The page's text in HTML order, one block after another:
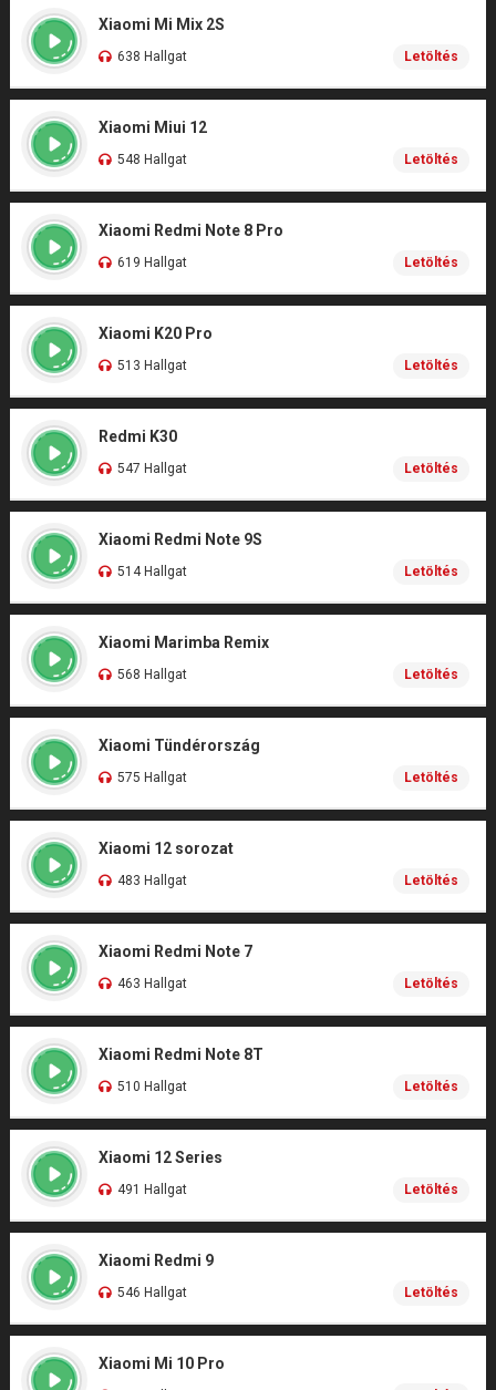
Xiaomi Mi Mix 2S
638 Hallgat Letöltés
Xiaomi Miui 12
548 Hallgat Letöltés
Xiaomi Redmi Note 8 Pro
619 Hallgat Letöltés
Xiaomi K20 Pro
513 Hallgat Letöltés
Redmi K30
547 Hallgat Letöltés
Xiaomi Redmi Note 9S
514 Hallgat Letöltés
Xiaomi Marimba Remix
568 Hallgat Letöltés
Xiaomi Tündérország
575 Hallgat Letöltés
Xiaomi 12 sorozat
483 Hallgat Letöltés
Xiaomi Redmi Note 7
463 Hallgat Letöltés
Xiaomi Redmi Note 8T
510 Hallgat Letöltés
Xiaomi 12 Series
491 Hallgat Letöltés
Xiaomi Redmi 9
546 Hallgat Letöltés
Xiaomi Mi 10 Pro